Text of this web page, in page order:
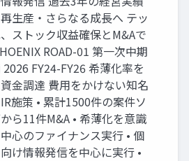
生産・さらなる成長へ テッ
ストック収益確保とM&Aで
ROAD-01 第一次中期
FY24-FY26 希薄化率を
金調達 費用をかけない知名
施策 • 累計1500件の案件ソ
ら11件M&A • 希薄化を意識
心のファイナンス実行 • 個
け情報発信を中心に実行 •